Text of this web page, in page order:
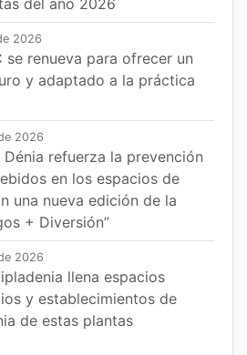
del año 2026
2026
se renueva para ofrecer un
y adaptado a la práctica
2026
refuerza la prevención
en los espacios de
una nueva edición de la
+ Diversión”
2026
llena espacios
y establecimientos de
de estas plantas